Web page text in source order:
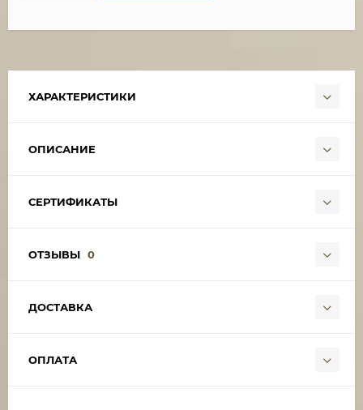
ХАРАКТЕРИСТИКИ
ОПИСАНИЕ
СЕРТИФИКАТЫ
ОТЗЫВЫ 0
ДОСТАВКА
ОПЛАТА